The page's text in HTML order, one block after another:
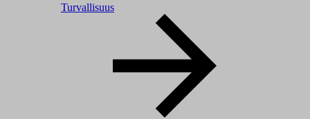
Turvallisuus